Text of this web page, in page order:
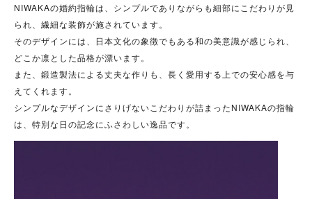
NIWAKAの婚約指輪は、シンプルでありながらも細部にこだわりが見
られ、繊細な装飾が施されています。
そのデザインには、日本文化の象徴でもある和の美意識が感じられ、
どこか凛とした品格が漂います。
また、鍛造製法による丈夫な作りも、長く愛用する上での安心感を与
えてくれます。
シンプルなデザインにさりげないこだわりが詰まったNIWAKAの指輪
は、特別な日の記念にふさわしい逸品です。